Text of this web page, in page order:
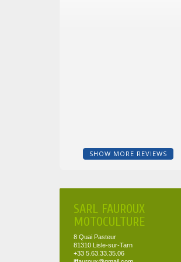
SHOW MORE REVIEWS
SARL FAUROUX
MOTOCULTURE
8 Quai Pasteur
81310 Lisle-sur-Tarn
+33 5.63.33.35.06